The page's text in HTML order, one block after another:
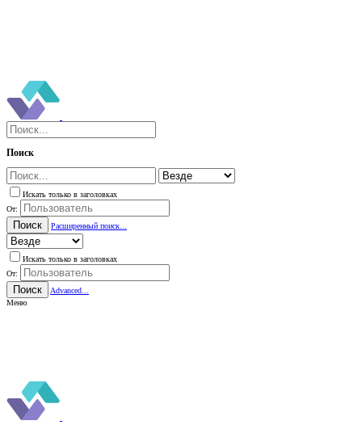
Поиск
Искать только в заголовках
От:
Поиск Расширенный поиск...
Искать только в заголовках
От:
Поиск
Advanced...
Меню